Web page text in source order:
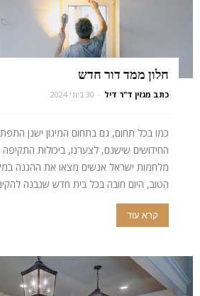
חלון ממד דור חדש
כתב מגזין ד"ר דיל - 30 ביוני 2024
כמו בכל תחום, גם בתחום המיגון ישנן
החידושים שישנם, לצערנו, ביכולות
מלחמות ישראל אנשים מצאו את ההגנה
הטוב, היום חובה בכל בית חדש שנבנה
קרא עוד